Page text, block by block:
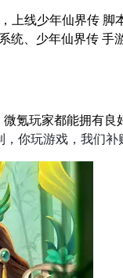
上线少年仙界传 脚
统、少年仙界传 手
氪玩家都能拥有良
你玩游戏，我们补